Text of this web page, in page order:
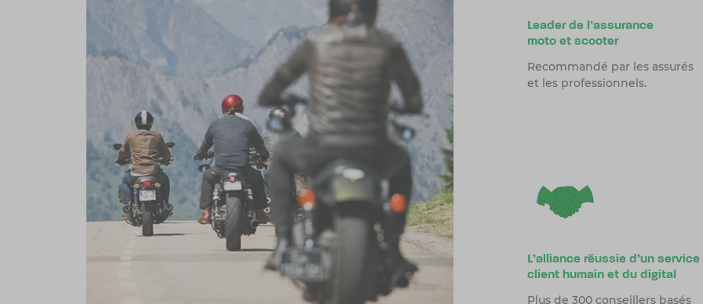
Leader de l’assurance
moto et scooter
Recommandé par les assurés
et les professionnels.
L'alliance réussie d'un service
client humain et du digital
Plus de 300 conseillers basés